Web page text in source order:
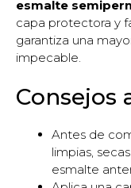
esmalte
capa protectora y
garantiza una
impecable.
Consejos
Antes de
limpias,
esmalte